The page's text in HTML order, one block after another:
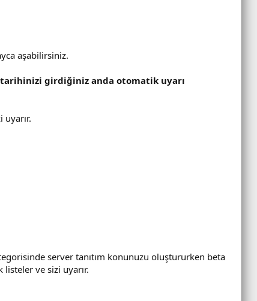
aşabilirsiniz.
tarihinizi girdiğiniz anda otomatik uyarı
uyarır.
server tanıtım konunuzu oluştururken beta
ve sizi uyarır.